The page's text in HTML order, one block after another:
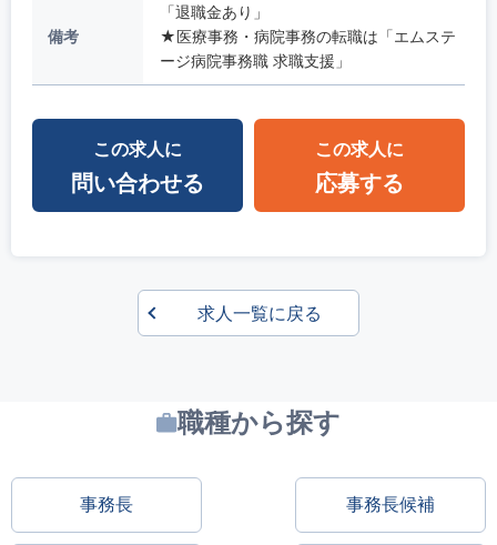
備考
「退職金あり」
★医療事務・病院事務の転職は「エムステ
ージ病院事務職 求職支援」
この求人に
問い合わせる
この求人に
応募する
求人一覧に戻る
職種から探す
事務長 事務長候補